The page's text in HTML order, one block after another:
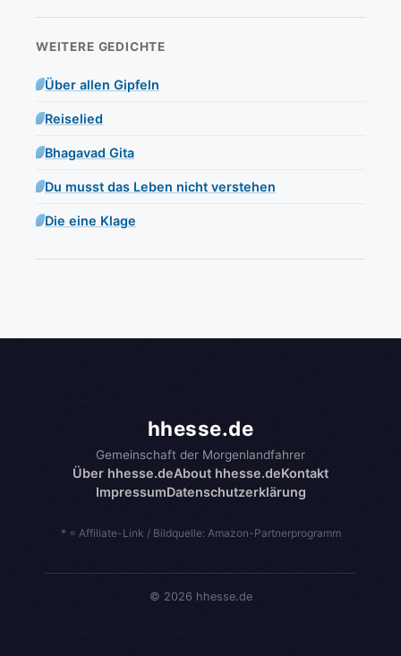
WEITERE GEDICHTE
Über allen Gipfeln
Reiselied
Bhagavad Gita
Du musst das Leben nicht verstehen
Die eine Klage
hhesse.de
Gemeinschaft der Morgenlandfahrer
Über hhesse.deAbout hhesse.deKontakt
ImpressumDatenschutzerklärung
* = Affiliate-Link / Bildquelle: Amazon-Partnerprogramm
© 2026 hhesse.de